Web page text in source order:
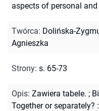
aspects of personal
Twórca: Dolińska-
Agnieszka
Strony: s. 65-73
Opis: Zawiera tabele. ;
Together or